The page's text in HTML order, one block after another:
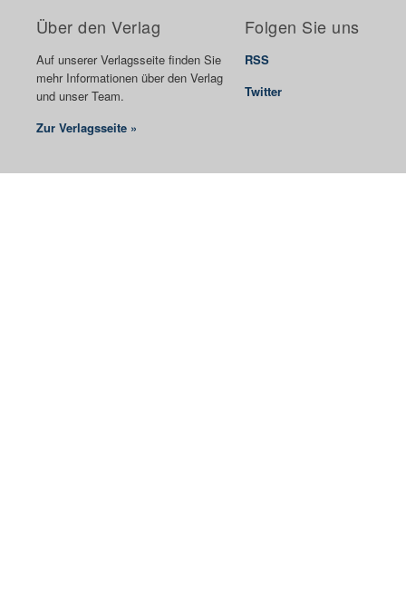
Über den Verlag
Auf unserer Verlagsseite finden Sie
mehr Informationen über den Verlag
und unser Team.
Zur Verlagsseite »
Folgen Sie uns
RSS
Twitter